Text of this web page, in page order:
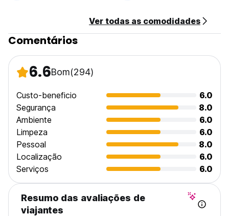
Ver todas as comodidades
Comentários
6.6Bom(294)
Custo-beneficio
6.0
Segurança
8.0
Ambiente
6.0
Limpeza
6.0
Pessoal
8.0
Localização
6.0
Serviços
6.0
Resumo das avaliações de
viajantes